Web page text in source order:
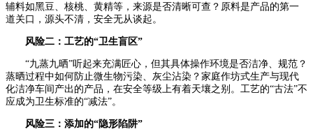
辅料如黑豆、核桃、黄精等，来源是否清晰可查？原料是产品的第一
道关口，源头不清，安全无从谈起。
风险二：工艺的“卫生盲区”
“九蒸九晒”听起来充满匠心，但其具体操作环境是否洁净、规范？
蒸晒过程中如何防止微生物污染、灰尘沾染？家庭作坊式生产与现代
化洁净车间产出的产品，在安全等级上有着天壤之别。工艺的“古法”不
应成为卫生标准的“减法”。
风险三：添加的“隐形陷阱”